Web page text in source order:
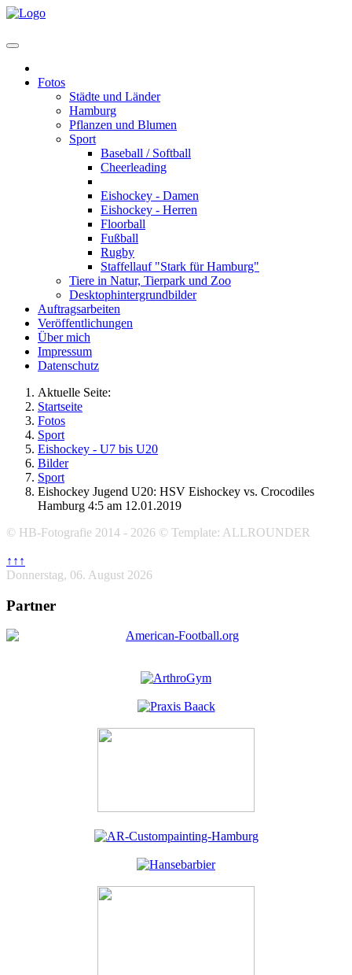
Fotos
Städte und Länder
Hamburg
Pflanzen und Blumen
Sport
Baseball / Softball
Cheerleading
Eishockey - Damen
Eishockey - Herren
Floorball
Fußball
Rugby
Staffellauf "Stark für Hamburg"
Tiere in Natur, Tierpark und Zoo
Desktophintergrundbilder
Auftragsarbeiten
Veröffentlichungen
Über mich
Impressum
Datenschutz
Aktuelle Seite:
Startseite
Fotos
Sport
Eishockey - U7 bis U20
Bilder
Sport
Eishockey Jugend U20: HSV Eishockey vs. Crocodiles
Hamburg 4:5 am 12.01.2019
© HB-Fotografie 2014 - 2026 © Template: ALLROUNDER
↑↑↑
Donnerstag, 06. August 2026
Partner